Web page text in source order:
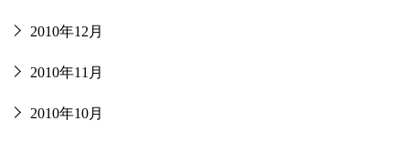
2010年12月
2010年11月
2010年10月